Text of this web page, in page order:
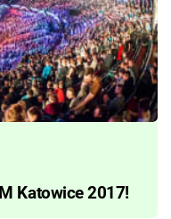
Katowice 2017!